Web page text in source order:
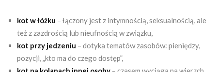
kot w łóżku – łączony jest z intymnością, seksualnością, ale
też z zazdrością lub nieufnością w związku,
kot przy jedzeniu – dotyka tematów zasobów: pieniędzy,
pozycji, „kto ma do czego dostęp”,